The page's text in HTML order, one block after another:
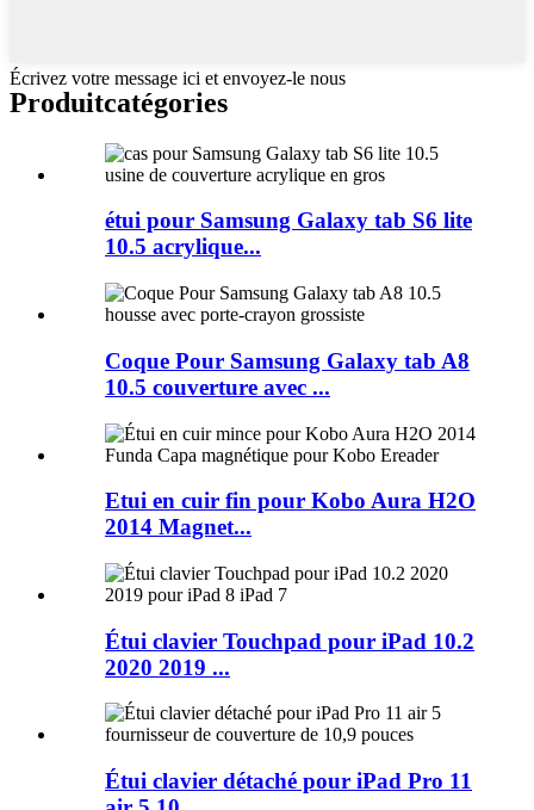
Écrivez votre message ici et envoyez-le nous
Produitcatégories
étui pour Samsung Galaxy tab S6 lite
10.5 acrylique...
Coque Pour Samsung Galaxy tab A8
10.5 couverture avec ...
Etui en cuir fin pour Kobo Aura H2O
2014 Magnet...
Étui clavier Touchpad pour iPad 10.2
2020 2019 ...
Étui clavier détaché pour iPad Pro 11